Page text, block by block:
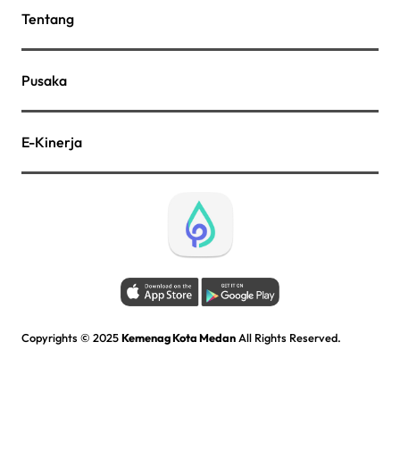
Tentang
Pusaka
E-Kinerja
Copyrights © 2025Kemenag Kota Medan All Rights Reserved.